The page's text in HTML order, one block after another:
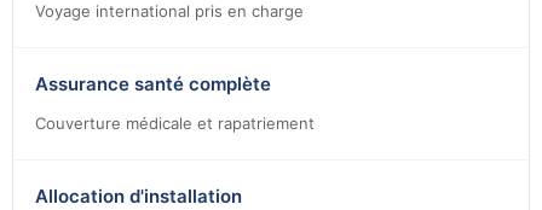
Voyage international pris en charge
Assurance santé complète
Couverture médicale et rapatriement
Allocation d'installation